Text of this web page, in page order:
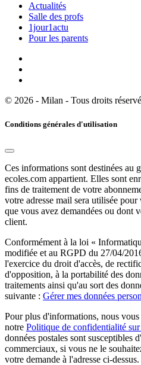
Actualités
Salle des profs
1jour1actu
Pour les parents
© 2026 - Milan - Tous droits
Conditions générales d'utilisation
Ces informations sont destinées au
ecoles.com appartient. Elles sont
fins de traitement de votre
votre adresse mail sera utilisée
que vous avez demandées ou dont
client.
Conformément à la loi «
modifiée et au RGPD du 27/04/
l'exercice du droit d'accès, de
d'opposition, à la portabilité des
traitements ainsi qu'au sort des
suivante : Gérer mes données
Pour plus d'informations, nous
notre Politique de confidentialité
données postales sont susceptibles
commerciaux, si vous ne le
votre demande à l'adresse ci-dessus.